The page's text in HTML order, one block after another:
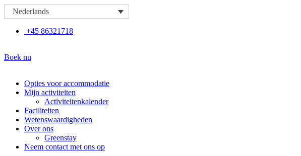
Ga
naar
inhoud
Nederlands
+45 86321718
Boek nu
Opties voor accommodatie
Mijn activiteiten
Activiteitenkalender
Faciliteiten
Wetenswaardigheden
Over ons
Greenstay
Neem contact met ons op